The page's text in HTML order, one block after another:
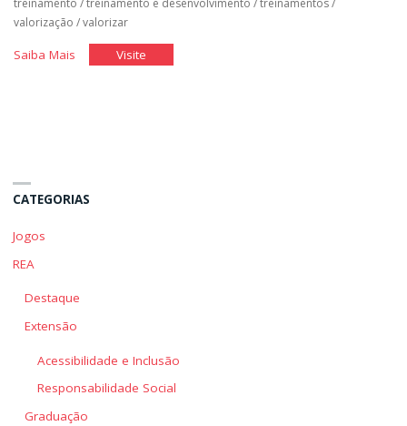
valorização /valorizar
Saiba Mais"Desenvolvimento
Visite"Desenvolvimento
CATEGORIAS
Jogos
REA
Destaque
Extensão
Acessibilidade e Inclusão
Responsabilidade Social
Graduação